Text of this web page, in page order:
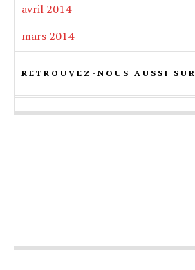
avril 2014
mars 2014
RETROUVEZ-NOUS AUSSI SUR